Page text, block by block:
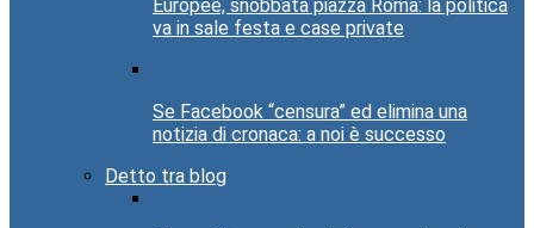
Europee, snobbata piazza Roma: la politica
va in sale festa e case private
Se Facebook “censura” ed elimina una
notizia di cronaca: a noi è successo
Detto tra blog